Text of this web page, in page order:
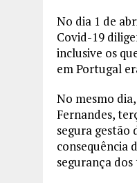
No dia 1 de
Covid-19
inclusive os
em Portugal
No mesmo
Fernandes,
segura gestão
consequência
segurança